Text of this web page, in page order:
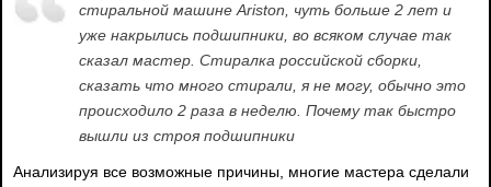
стиральной машине Ariston, чуть больше 2 лет и
уже накрылись подшипники, во всяком случае так
сказал мастер. Стиралка российской сборки,
сказать что много стирали, я не могу, обычно это
происходило 2 раза в неделю. Почему так быстро
вышли из строя подшипники
Анализируя все возможные причины, многие мастера сделали